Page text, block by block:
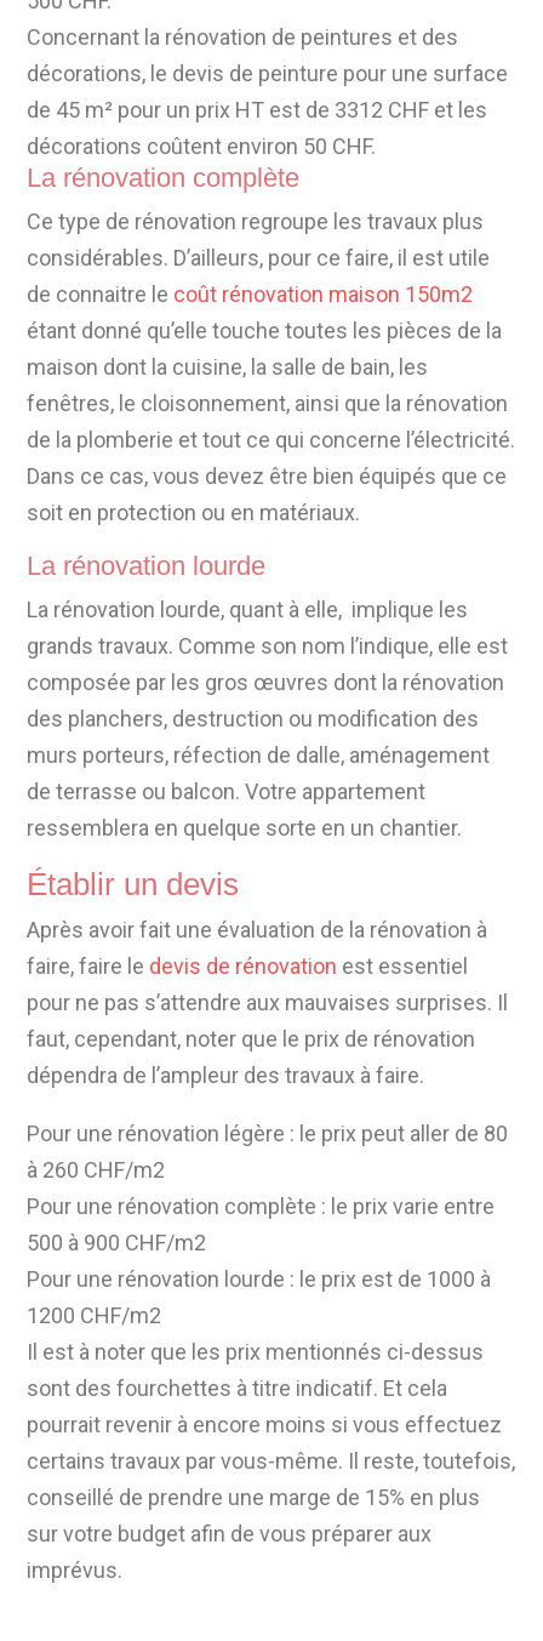
Concernant la rénovation de peintures et des
décorations, le devis de peinture pour une surface
de 45 m² pour un prix HT est de 3312 CHF et les
décorations coûtent environ 50 CHF.
La rénovation complète
Ce type de rénovation regroupe les travaux plus
considérables. D’ailleurs, pour ce faire, il est utile
de connaitre le coût rénovation maison 150m2
étant donné qu’elle touche toutes les pièces de la
maison dont la cuisine, la salle de bain, les
fenêtres, le cloisonnement, ainsi que la rénovation
de la plomberie et tout ce qui concerne l’électricité.
Dans ce cas, vous devez être bien équipés que ce
soit en protection ou en matériaux.
La rénovation lourde
La rénovation lourde, quant à elle, implique les
grands travaux. Comme son nom l’indique, elle est
composée par les gros œuvres dont la rénovation
des planchers, destruction ou modification des
murs porteurs, réfection de dalle, aménagement
de terrasse ou balcon. Votre appartement
ressemblera en quelque sorte en un chantier.
Établir un devis
Après avoir fait une évaluation de la rénovation à
faire, faire le devis de rénovation est essentiel
pour ne pas s’attendre aux mauvaises surprises. Il
faut, cependant, noter que le prix de rénovation
dépendra de l’ampleur des travaux à faire.
Pour une rénovation légère : le prix peut aller de 80
à 260 CHF/m2
Pour une rénovation complète : le prix varie entre
500 à 900 CHF/m2
Pour une rénovation lourde : le prix est de 1000 à
1200 CHF/m2
Il est à noter que les prix mentionnés ci-dessus
sont des fourchettes à titre indicatif. Et cela
pourrait revenir à encore moins si vous effectuez
certains travaux par vous-même. Il reste, toutefois,
conseillé de prendre une marge de 15% en plus
sur votre budget afin de vous préparer aux
imprévus.